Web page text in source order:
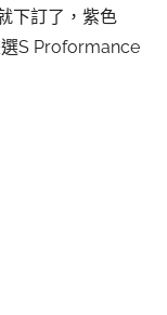
下訂了，紫色
S Proformance